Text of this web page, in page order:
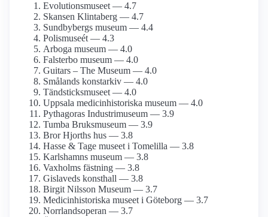
Evolutions­museet — 4.7
Skansen Klintaberg — 4.7
Sundbybergs museum — 4.4
Polismuseét — 4.3
Arboga museum — 4.0
Falsterbo museum — 4.0
Guitars – The Museum — 4.0
Smålands konstarkiv — 4.0
Tändsticks­museet — 4.0
Uppsala medicinhistoriska museum — 4.0
Pythagoras Industrimuseum — 3.9
Tumba Bruksmuseum — 3.9
Bror Hjorths hus — 3.8
Hasse & Tage museet i Tomelilla — 3.8
Karlshamns museum — 3.8
Vaxholms fästning — 3.8
Gislaveds konsthall — 3.8
Birgit Nilsson Museum — 3.7
Medicinhistoriska museet i Göteborg — 3.7
Norrlandsoperan — 3.7